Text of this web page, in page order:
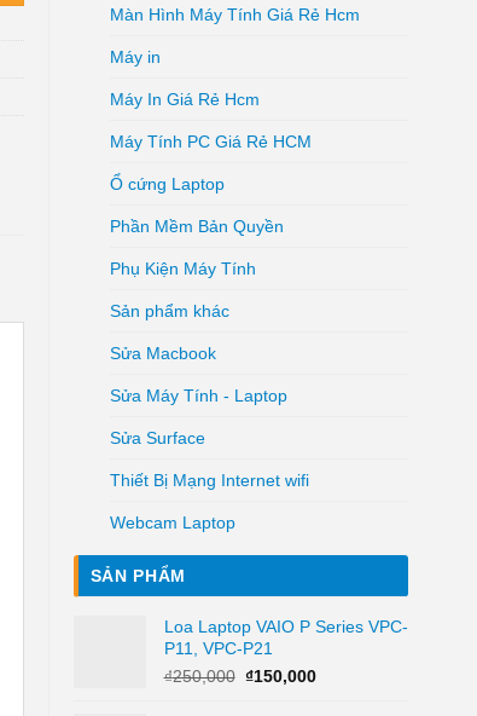
Màn Hình Máy Tính Giá Rẻ Hcm
Máy in
Máy In Giá Rẻ Hcm
Máy Tính PC Giá Rẻ HCM
Ổ cứng Laptop
Phần Mềm Bản Quyền
Phụ Kiện Máy Tính
Sản phẩm khác
Sửa Macbook
Sửa Máy Tính - Laptop
Sửa Surface
Thiết Bị Mạng Internet wifi
Webcam Laptop
SẢN PHẨM
Loa Laptop VAIO P Series VPC-
P11, VPC-P21
₫250,000 Giá
₫150,000Giá